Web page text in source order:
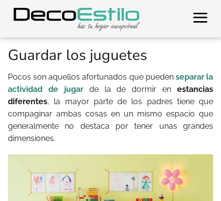
Guardar los juguetes
Pocos son aquellos afortunados que pueden separar la
actividad de jugar
de la de dormir en estancias
diferentes, la mayor parte de los padres tiene que
compaginar ambas cosas en un mismo espacio que
generalmente no destaca por tener unas grandes
dimensiones.